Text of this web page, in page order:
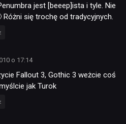
jest [beeep]ista i tyle. Nie
Różni się trochę od tradycyjnych.
o 17:14
Fallout 3, Gothic 3 weżcie coś
jak Turok